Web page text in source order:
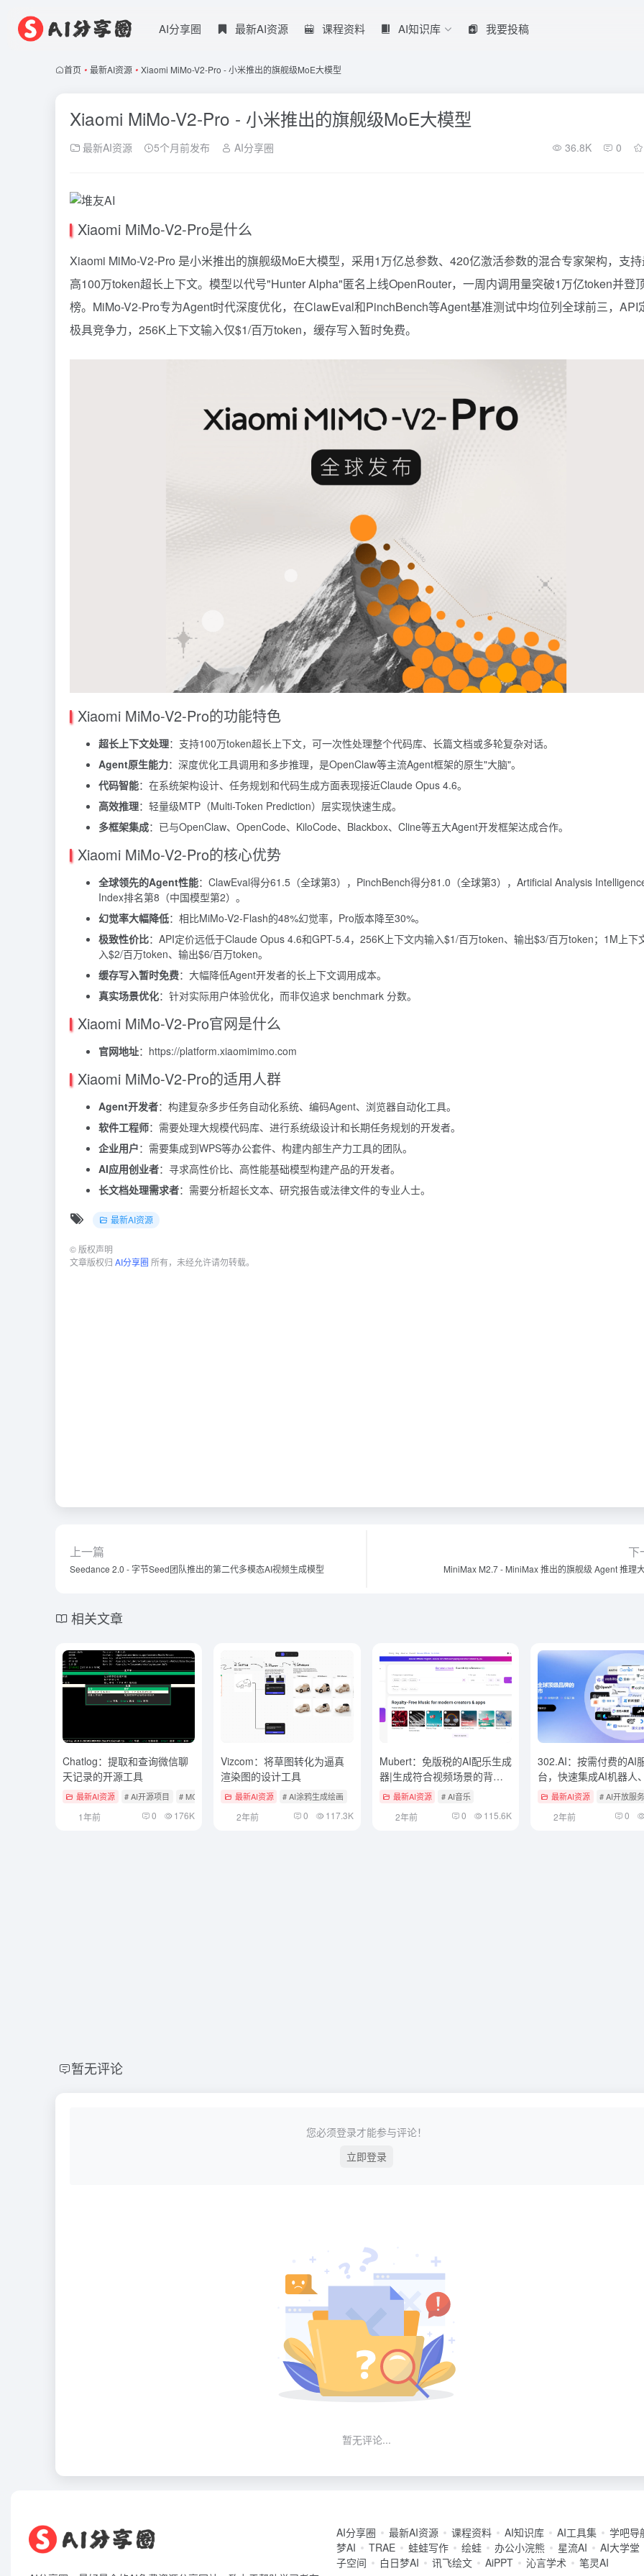
AI分享圈 最新AI资源 课程资料 AI知识库 我要投稿
首页 • 最新AI资源 • Xiaomi MiMo-V2-Pro - 小米推出的旗舰级MoE大模型
Xiaomi MiMo-V2-Pro - 小米推出的旗舰级MoE大模型
最新AI资源 5个月前发布 AI分享圈 36.8K 0
Xiaomi MiMo-V2-Pro是什么
Xiaomi MiMo-V2-Pro 是小米推出的旗舰级MoE大模型，采用1万亿总参数、420亿激活参数的混合专家架构，支
高100万token超长上下文。模型以代号"Hunter Alpha"匿名上线OpenRouter，一周内调用量突破1万亿token并登
榜。MiMo-V2-Pro专为Agent时代深度优化，在ClawEval和PinchBench等Agent基准测试中均位列全球前三，API
极具竞争力，256K上下文输入仅$1/百万token，缓存写入暂时免费。
Xiaomi MiMo-V2-Pro的功能特色
超长上下文处理：支持100万token超长上下文，可一次性处理整个代码库、长篇文档或多轮复杂对话。
Agent原生能力：深度优化工具调用和多步推理，是OpenClaw等主流Agent框架的原生"大脑"。
代码智能：在系统架构设计、任务规划和代码生成方面表现接近Claude Opus 4.6。
高效推理：轻量级MTP（Multi-Token Prediction）层实现快速生成。
多框架集成：已与OpenClaw、OpenCode、KiloCode、Blackbox、Cline等五大Agent开发框架达成合作。
Xiaomi MiMo-V2-Pro的核心优势
全球领先的Agent性能：ClawEval得分61.5（全球第3），PinchBench得分81.0（全球第3），Artificial Analysis
Index排名第8（中国模型第2）。
幻觉率大幅降低：相比MiMo-V2-Flash的48%幻觉率，Pro版本降至30%。
极致性价比：API定价远低于Claude Opus 4.6和GPT-5.4，256K上下文内输入$1/百万token、输出$3/百万token；1M上下
入$2/百万token、输出$6/百万token。
缓存写入暂时免费：大幅降低Agent开发者的长上下文调用成本。
真实场景优化：针对实际用户体验优化，而非仅追求 benchmark 分数。
Xiaomi MiMo-V2-Pro官网是什么
官网地址：https://platform.xiaomimimo.com
Xiaomi MiMo-V2-Pro的适用人群
Agent开发者：构建复杂多步任务自动化系统、编码Agent、浏览器自动化工具。
软件工程师：需要处理大规模代码库、进行系统级设计和长期任务规划的开发者。
企业用户：需要集成到WPS等办公套件、构建内部生产力工具的团队。
AI应用创业者：寻求高性价比、高性能基础模型构建产品的开发者。
长文档处理需求者：需要分析超长文本、研究报告或法律文件的专业人士。
最新AI资源
© 版权声明
文章版权归 AI分享圈 所有，未经允许请勿转载。
上一篇
Seedance 2.0 - 字节Seed团队推出的第二代多模态AI视频生成模型
下
MiniMax M2.7 - MiniMax 推出的旗舰级 Agent 推理
相关文章
Chatlog：提取和查询微信聊
天记录的开源工具
最新AI资源 # AI开源项目 # MCP服务 # 文档提取与清洗
1年前 0 176K
Vizcom：将草图转化为逼真
渲染图的设计工具
最新AI资源 # AI涂鸦生成绘画
2年前 0 117.3K
Mubert：免版税的AI配乐生成
器|生成符合视频场景的背景
音乐最新AI资源 # AI音乐
2年前 0 115.6K
302.AI：按需付费的AI
台，快速集成AI机器人
装工具、API转发接口
最新AI资源 # AI开放服务
2年前 0
暂无评论
您必须登录才能参与评论！
立即登录
暂无评论...
AI分享圈 最新AI资源 课程资料 AI知识库 AI工具集 学吧导
梦AI
TRAE 蛙蛙写作 绘蛙 办公小浣熊 星流AI AI大学堂
子空间
白日梦AI 讯飞绘文 AiPPT 沁言学术 笔灵AI